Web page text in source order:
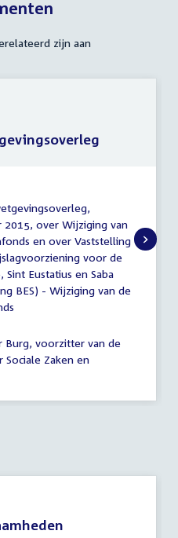
zijn aan
over Wijziging van
en over Vaststelling
voor de
Eustatius en Saba
BES) - Wijziging van de
Burg, voorzitter van de
Sociale Zaken en